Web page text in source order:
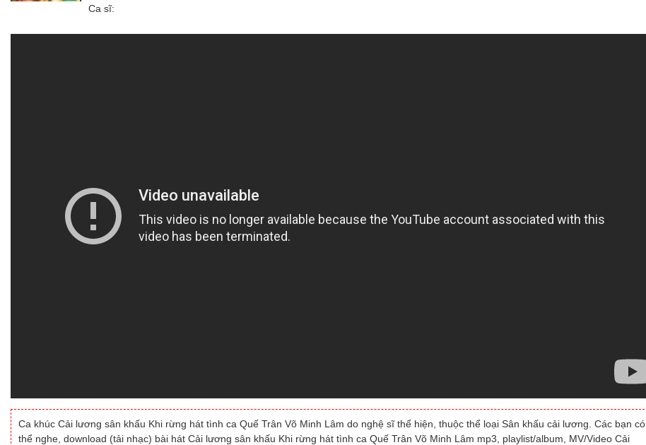
Ca sĩ:
Ca khúc Cải lương sân khấu Khi rừng hát tình ca Quế Trân Võ Minh Lâm do nghệ sĩ thể hiện, thuộc thể loại Sân khấu cải lương. Các bạn có
thể nghe, download (tải nhạc) bài hát Cải lương sân khấu Khi rừng hát tình ca Quế Trân Võ Minh Lâm mp3, playlist/album, MV/Video Cải